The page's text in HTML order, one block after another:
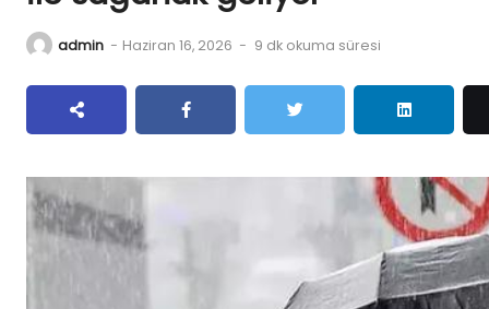
admin - Haziran 16, 2026 - 9 dk okuma süresi